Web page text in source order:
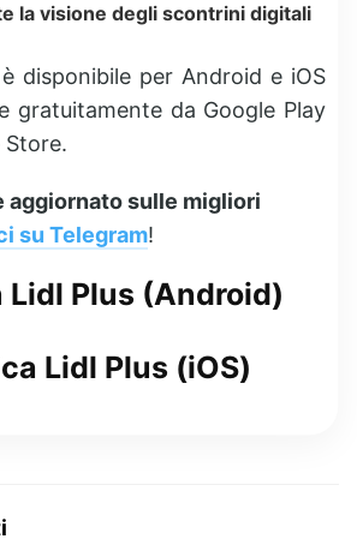
la visione degli scontrini digitali
è disponibile per Android e iOS
gratuitamente da Google Play
Store.
aggiornato sulle migliori
su Telegram!
Lidl Plus (Android)
Lidl Plus (iOS)